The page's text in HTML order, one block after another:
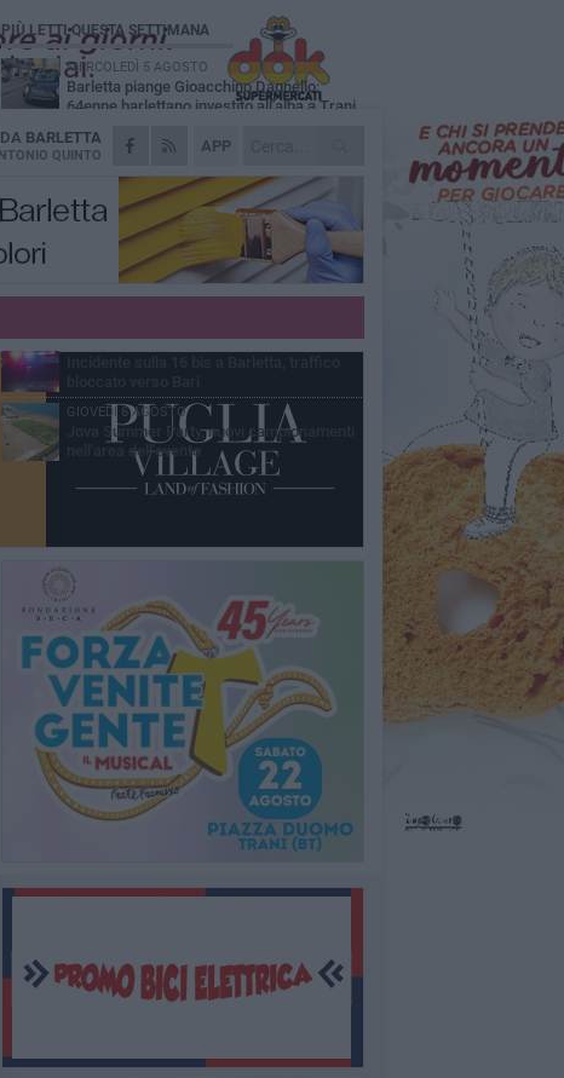
APP
BARLETTA
QUINTO
PIÙ LETTI QUESTA SETTIMANA
MERCOLEDÌ 5 AGOSTO
Barletta piange Gioacchino Dagnello:
64enne barlettano investito all'alba a Trani
GIOVEDÌ 6 AGOSTO
Il ricordo di "Cecco", il benzinaio col
sorriso: «Contava i giorni che lo
separavano dalla pensione»
MERCOLEDÌ 5 AGOSTO
Jova Summer Party, giovedì mattina
sopralluogo nell'area dell'evento
DOMENICA 2 AGOSTO
Beni confiscati alla mafia. Nasce il servizio
VENERDÌ 7 AGOSTO
GIOVEDÌ 6 AGOSTO
Jova Summer Party, nuovi campionamenti
nell'area dell'evento